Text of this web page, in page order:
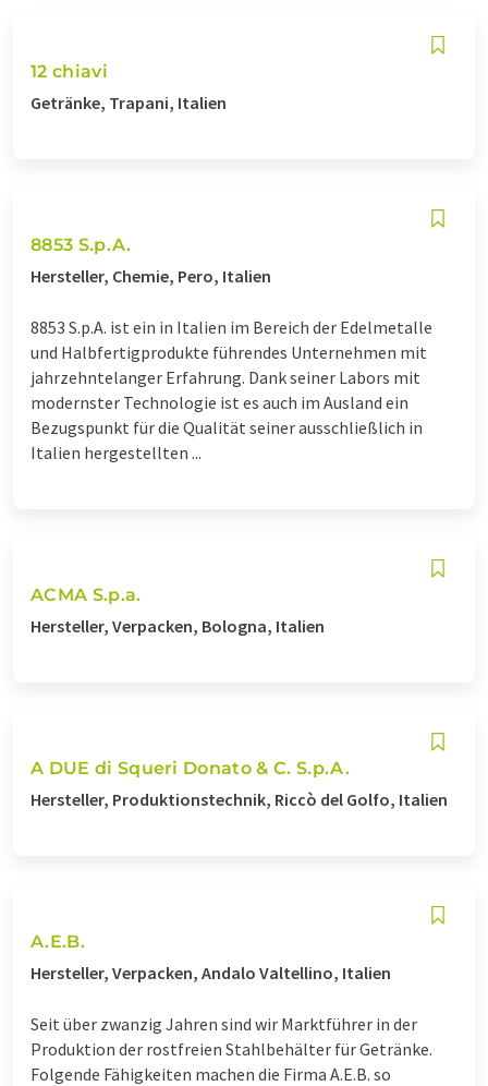
12 chiavi
Getränke, Trapani, Italien
8853 S.p.A.
Hersteller, Chemie, Pero, Italien
8853 S.p.A. ist ein in Italien im Bereich der Edelmetalle
und Halbfertigprodukte führendes Unternehmen mit
jahrzehntelanger Erfahrung. Dank seiner Labors mit
modernster Technologie ist es auch im Ausland ein
Bezugspunkt für die Qualität seiner ausschließlich in
Italien hergestellten ...
ACMA S.p.a.
Hersteller, Verpacken, Bologna, Italien
A DUE di Squeri Donato & C. S.p.A.
Hersteller, Produktionstechnik, Riccò del Golfo, Italien
A.E.B.
Hersteller, Verpacken, Andalo Valtellino, Italien
Seit über zwanzig Jahren sind wir Marktführer in der
Produktion der rostfreien Stahlbehälter für Getränke.
Folgende Fähigkeiten machen die Firma A.E.B. so